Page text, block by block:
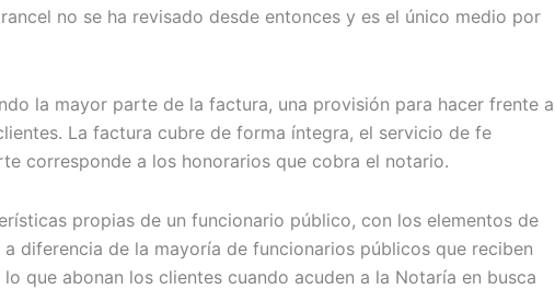
no se ha revisado desde entonces y es el único medio por
la mayor parte de la factura, una provisión para hacer frente a
La factura cubre de forma íntegra, el servicio de fe
corresponde a los honorarios que cobra el notario.
propias de un funcionario público, con los elementos de
diferencia de la mayoría de funcionarios públicos que reciben
que abonan los clientes cuando acuden a la Notaría en busca